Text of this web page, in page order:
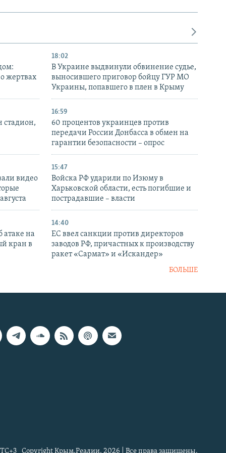
жертвах
18:02
В Украине выдвинули обвинение судье,
выносившего приговор бойцу ГУР МО
Украины, попавшего в плен в Крыму
стадион,
16:59
60 процентов украинцев против
передачи России Донбасса в обмен на
гарантии безопасности – опрос
видео
15:47
Войска РФ ударили по Изюму в
Харьковской области, есть погибшие и
пострадавшие – власти
на
кран в
14:40
ЕС ввел санкции против директоров
заводов РФ, причастных к производству
ракет «Сармат» и «Искандер»
БОЛЬШЕ
Copyright Крым.Реалии, 2026 | Все права защищены.